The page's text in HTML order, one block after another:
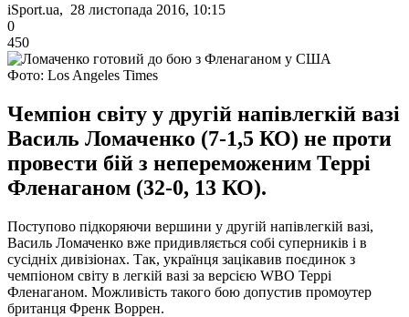
iSport.ua, 28 листопада 2016, 10:15
0
450
Фото: Los Angeles Times
Чемпіон світу у другій напівлегкій вазі
Василь Ломаченко (7-1,5 КО) не проти
провести бій з непереможеним Террі
Фленаганом (32-0, 13 КО).
Поступово підкоряючи вершини у другій напівлегкій вазі,
Василь Ломаченко вже придивляється собі суперників і в
сусідніх дивізіонах. Так, українця зацікавив поєдинок з
чемпіоном світу в легкій вазі за версією WBO Террі
Фленаганом. Можливість такого бою допустив промоутер
британця Френк Воррен.